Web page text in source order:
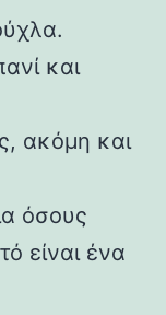
και
ακόμη και
όσους
είναι ένα